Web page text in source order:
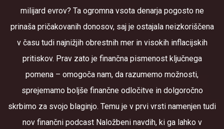
milijard evrov? Ta ogromna vsota denarja pogosto ne
prinaša pričakovanih donosov, saj je ostajala neizkoriščena
v času tudi najnižjih obrestnih mer in visokih inflacijskih
pritiskov. Prav zato je finančna pismenost ključnega
pomena – omogoča nam, da razumemo možnosti,
sprejemamo boljše finančne odločitve in dolgoročno
skrbimo za svojo blaginjo. Temu je v prvi vrsti namenjen tudi
nov finančni podcast Naložbeni navdih, ki ga lahko v